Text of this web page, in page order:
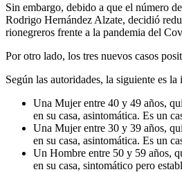
Sin embargo, debido a que el número
Rodrigo Hernández Alzate, decidió
rionegreros frente a la pandemia del
Por otro lado, los tres nuevos casos
Según las autoridades, la siguiente es
Una Mujer entre 40 y 49 años,
en su casa, asintomática. Es un
Una Mujer entre 30 y 39 años,
en su casa, asintomática. Es un
Un Hombre entre 50 y 59 años,
en su casa, sintomático pero